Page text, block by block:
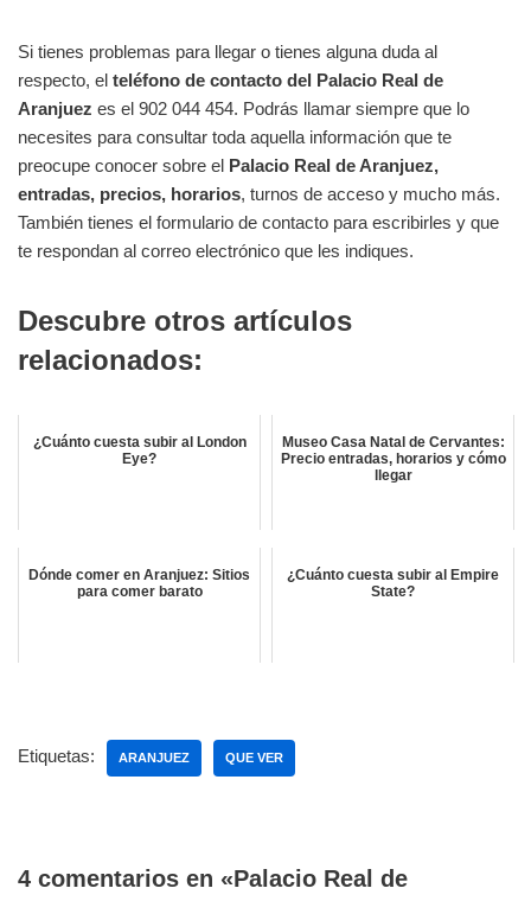
Si tienes problemas para llegar o tienes alguna duda al
respecto, el teléfono de contacto del Palacio Real de
Aranjuez es el 902 044 454. Podrás llamar siempre que lo
necesites para consultar toda aquella información que te
preocupe conocer sobre el Palacio Real de Aranjuez,
entradas, precios, horarios, turnos de acceso y mucho más.
También tienes el formulario de contacto para escribirles y que
te respondan al correo electrónico que les indiques.
Descubre otros artículos
relacionados:
¿Cuánto cuesta subir al London
Eye?
Museo Casa Natal de Cervantes:
Precio entradas, horarios y cómo
llegar
Dónde comer en Aranjuez: Sitios
para comer barato
¿Cuánto cuesta subir al Empire
State?
Etiquetas: ARANJUEZ QUE VER
4 comentarios en «Palacio Real de